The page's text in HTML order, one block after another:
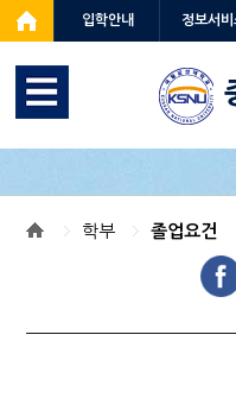
입학안내 정보서비
학부 졸업요건